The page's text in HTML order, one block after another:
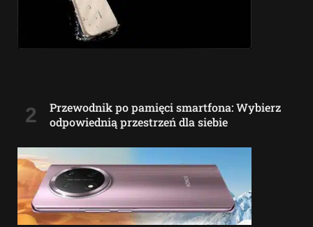
Przewodnik po pamięci smartfona: Wybierz
odpowiednią przestrzeń dla siebie